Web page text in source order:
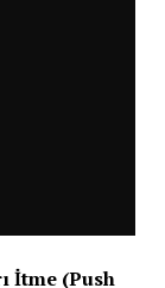
İtme (Push